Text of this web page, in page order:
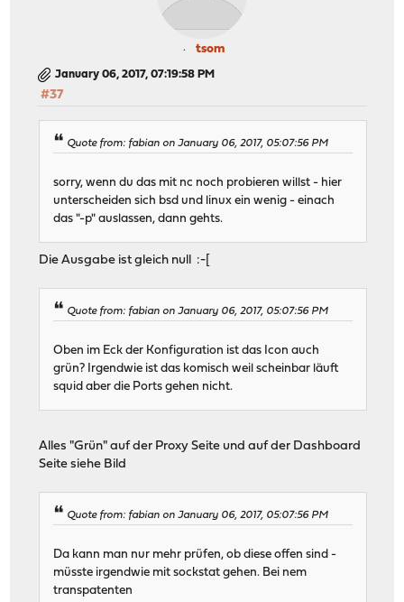
tsom
January 06, 2017, 07:19:58 PM
#37
Quote from: fabian on January 06, 2017, 05:07:56 PM
sorry, wenn du das mit nc noch probieren willst - hier
unterscheiden sich bsd und linux ein wenig - einach
das "-p" auslassen, dann gehts.
Die Ausgabe ist gleich null :-[
Quote from: fabian on January 06, 2017, 05:07:56 PM
Oben im Eck der Konfiguration ist das Icon auch
grün? Irgendwie ist das komisch weil scheinbar läuft
squid aber die Ports gehen nicht.
Alles "Grün" auf der Proxy Seite und auf der Dashboard
Seite siehe Bild
Quote from: fabian on January 06, 2017, 05:07:56 PM
Da kann man nur mehr prüfen, ob diese offen sind -
müsste irgendwie mit sockstat gehen. Bei nem
transpatenten